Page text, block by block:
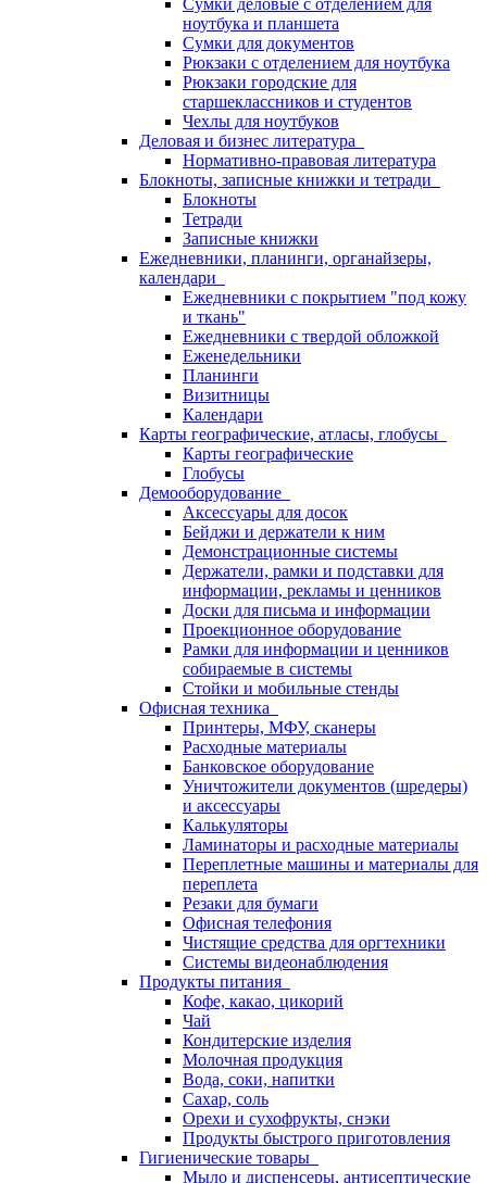
Сумки деловые с отделением для
ноутбука и планшета
Сумки для документов
Рюкзаки с отделением для ноутбука
Рюкзаки городские для
старшеклассников и студентов
Чехлы для ноутбуков
Деловая и бизнес литература
Нормативно-правовая литература
Блокноты, записные книжки и тетради
Блокноты
Тетради
Записные книжки
Ежедневники, планинги, органайзеры,
календари
Ежедневники с покрытием "под кожу
и ткань"
Ежедневники с твердой обложкой
Еженедельники
Планинги
Визитницы
Календари
Карты географические, атласы, глобусы
Карты географические
Глобусы
Демооборудование
Аксессуары для досок
Бейджи и держатели к ним
Демонстрационные системы
Держатели, рамки и подставки для
информации, рекламы и ценников
Доски для письма и информации
Проекционное оборудование
Рамки для информации и ценников
собираемые в системы
Стойки и мобильные стенды
Офисная техника
Принтеры, МФУ, сканеры
Расходные материалы
Банковское оборудование
Уничтожители документов (шредеры)
и аксессуары
Калькуляторы
Ламинаторы и расходные материалы
Переплетные машины и материалы для
переплета
Резаки для бумаги
Офисная телефония
Чистящие средства для оргтехники
Системы видеонаблюдения
Продукты питания
Кофе, какао, цикорий
Чай
Кондитерские изделия
Молочная продукция
Вода, соки, напитки
Сахар, соль
Орехи и сухофрукты, снэки
Продукты быстрого приготовления
Гигиенические товары
Мыло и диспенсеры, антисептические